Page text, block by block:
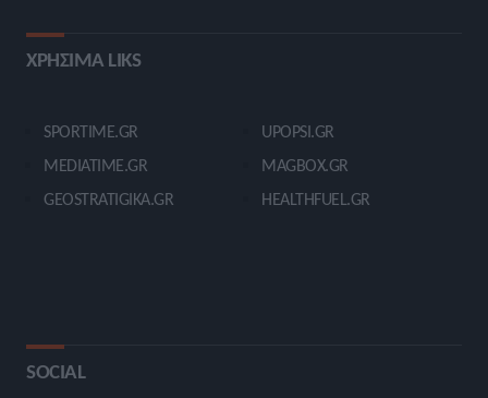
ΧΡΗΣΙΜΑ LIKS
SPORTIME.GR
MEDIATIME.GR
GEOSTRATIGIKA.GR
UPOPSI.GR
MAGBOX.GR
HEALTHFUEL.GR
SOCIAL